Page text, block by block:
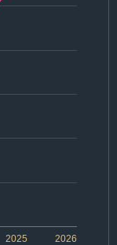
2025 2026